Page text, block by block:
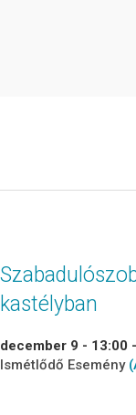
kastélyban
december 9 - 13:00 -
Ismétlődő Esemény